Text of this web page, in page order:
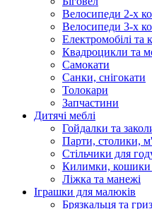
Велосипеди 2-х
Велосипеди 3-х
Електромобілі та
Квадроцикли та
Самокати
Санки, снігокати
Толокари
Запчастини
Дитячі меблі
Гойдалки та
Парти, столики,
Стільчики для
Килимки, кошики
Ліжка та манежі
Іграшки для малюків
Брязкальця та